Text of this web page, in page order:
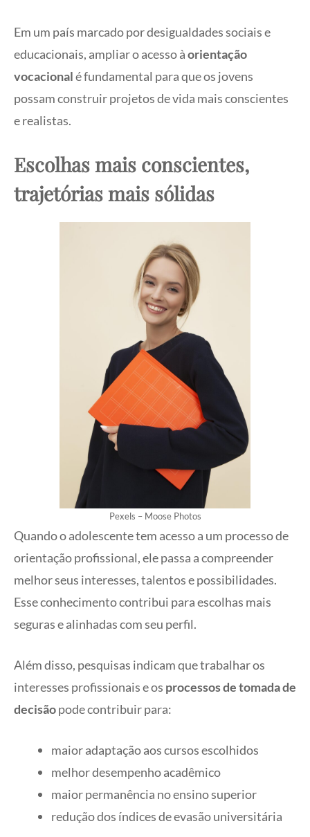
Em um país marcado por desigualdades sociais e
educacionais, ampliar o acesso àorientação
vocacionalé fundamental para que os jovens
possam construir projetos de vida mais conscientes
e realistas.
Escolhas mais conscientes,
trajetórias mais sólidas
Pexels – Moose Photos
Quando o adolescente tem acesso a um processo de
orientação profissional, ele passa a compreender
melhor seus interesses, talentos e possibilidades.
Esse conhecimento contribui para escolhas mais
seguras e alinhadas com seu perfil.
Além disso, pesquisas indicam que trabalhar os
interesses profissionais e os processos de tomada de
decisãopode contribuir para:
maior adaptação aos cursos escolhidos
melhor desempenho acadêmico
maior permanência no ensino superior
redução dos índices de evasão universitária